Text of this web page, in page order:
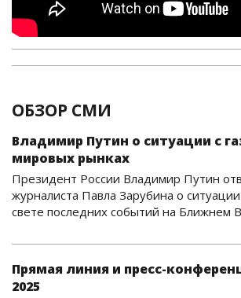
ОБЗОР СМИ
Владимир Путин о ситуации с
мировых рынках
Президент России Владимир Путин
журналиста Павла Зарубина о
свете последних событий на Ближнем
Прямая линия и пресс-
2025